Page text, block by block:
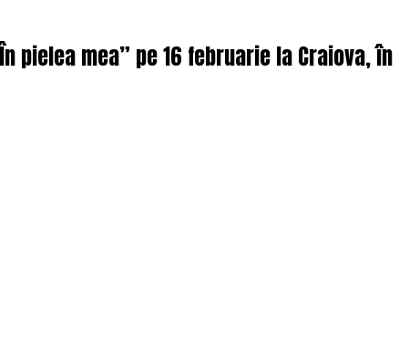
mea” pe 16 februarie la Craiova,